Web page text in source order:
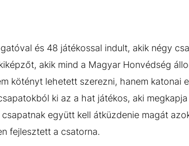
és 48 játékossal indult, akik négy
akik mind a Magyar Honvédség
kötényt lehetett szerezni, hanem katonai
ki az a hat játékos, aki
együtt kell átküzdenie magát
fejlesztett a csatorna.